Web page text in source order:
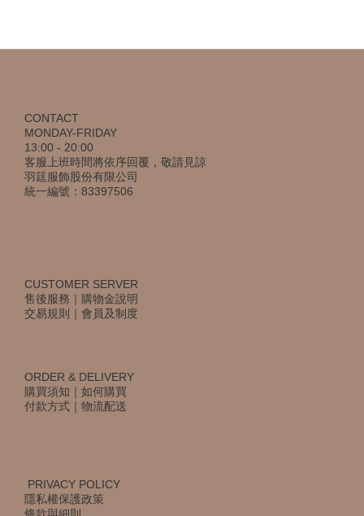
CONTACT
MONDAY-FRIDAY
13:00 - 20:00
客服上班時間將依序回覆，敬請見諒
羽筳服飾股份有限公司
統一編號：83397506
CUSTOMER SERVER
售後服務 ｜ 購物金說明
交易規則
｜ 會員及制度
ORDER & DELIVERY
購買須知 ｜ 如何購買
付款方式 ｜ 物流配送
PRIVACY POLICY
隱私權保護政策